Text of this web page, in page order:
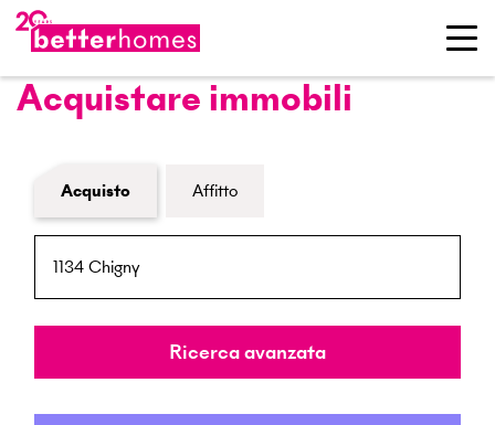
Acquistare immobili
Modulo di ricerca immobiliare
Acquisto Affitto
NPA / Località
Raggio
Ricerca avanzata